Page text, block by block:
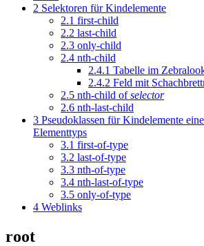
2 Selektoren für Kindelemente
2.1 first-child
2.2 last-child
2.3 only-child
2.4 nth-child
2.4.1 Tabelle im
2.4.2 Feld mit
2.5 nth-child ofselector
2.6 nth-last-child
3 Pseudoklassen für Kindelemente
Elementtyps
3.1 first-of-type
3.2 last-of-type
3.3 nth-of-type
3.4 nth-last-of-type
3.5 only-of-type
4 Weblinks
root